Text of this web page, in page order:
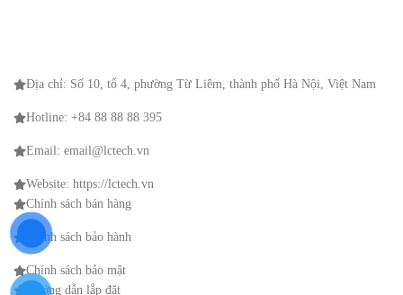
Địa chỉ: Số 10, tổ 4, phường Từ Liêm, thành phố Hà Nội, Việt Nam
Hotline: +84 88 88 88 395
Email: email@lctech.vn
Website: https://lctech.vn
Chính sách bán hàng
Chính sách bảo hành
Chính sách bảo mật
Hướng dẫn lắp đặt